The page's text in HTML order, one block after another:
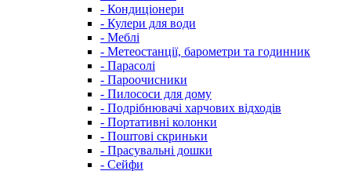
- Кондиціонери
- Кулери для води
- Меблі
- Метеостанції, барометри та годинник
- Парасолі
- Пароочисники
- Пилососи для дому
- Подрібнювачі харчових відходів
- Портативні колонки
- Поштові скриньки
- Прасувальні дошки
- Сейфи